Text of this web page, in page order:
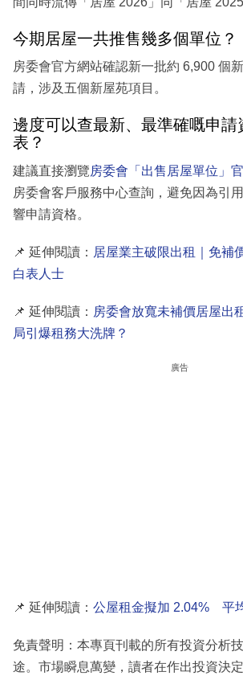
今期居屋一共推售幾多個單位？
房委會官方網站確認新一批約 6,900 個
請，涉及五個新屋苑項目。
邊度可以查最新、最準確嘅申請
表？
建議直接瀏覽房委會「出售居屋單位」
房委會客戶服務中心查詢，避免因為引
響申請資格。
📌 延伸閱讀： 居屋業主破限出租｜免補
白表人士
📌 延伸閱讀： 房委會放寬未補價居屋
局引爆租務大洗牌？
廣告
📌 延伸閱讀： 公屋租金擬加 2.04% 平
免責聲明：本專頁刊載的所有投資分析
途。市場瞬息萬變，讀者在作出投資決